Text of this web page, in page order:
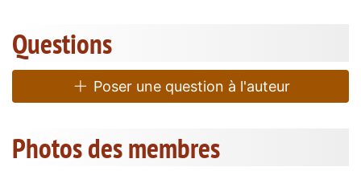
Questions
Poser une question à l'auteur
Photos des membres